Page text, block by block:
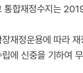
합재정수지는
재정운용에 따라
에 신중을 기하여